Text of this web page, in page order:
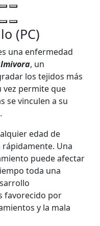
(PC)
una enfermedad
, un
los tejidos más
vez permite que
se vinculen a su
edad de
rápidamente. Una
puede afectar
toda una
favorecido por
y la mala